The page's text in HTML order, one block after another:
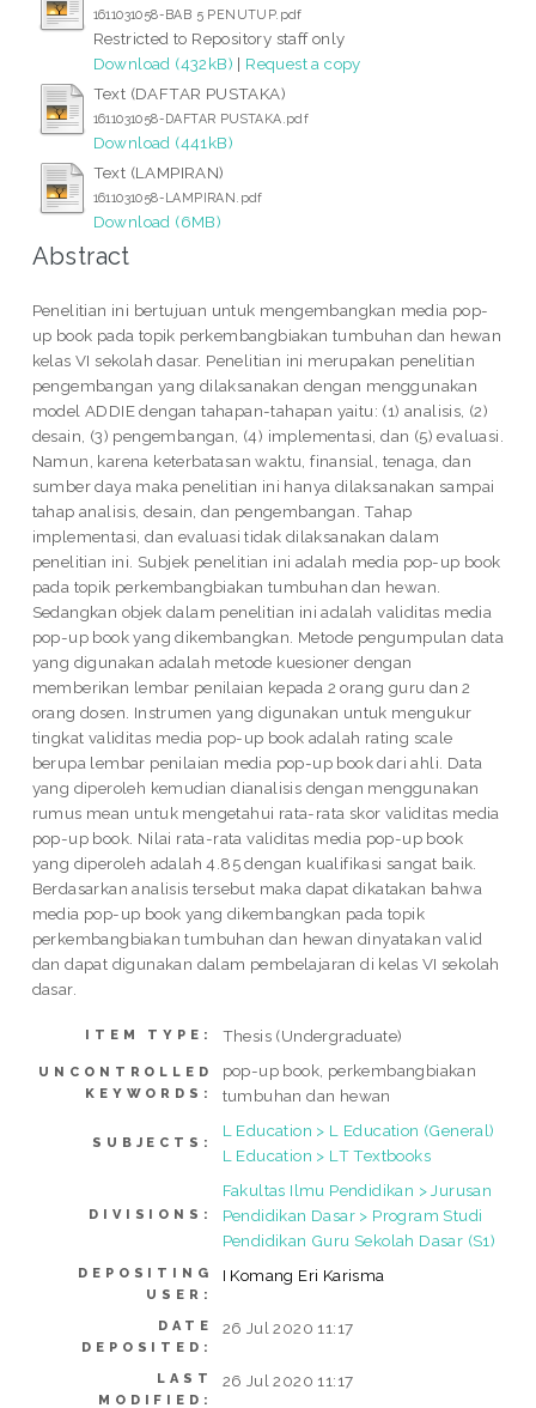
1611031058-BAB 5 PENUTUP.pdf
Restricted to Repository staff only
Download (432kB) | Request a copy
Text (DAFTAR PUSTAKA)
1611031058-DAFTAR PUSTAKA.pdf
Download (441kB)
Text (LAMPIRAN)
1611031058-LAMPIRAN.pdf
Download (6MB)
Abstract
Penelitian ini bertujuan untuk mengembangkan media pop-
up book pada topik perkembangbiakan tumbuhan dan hewan
kelas VI sekolah dasar. Penelitian ini merupakan penelitian
pengembangan yang dilaksanakan dengan menggunakan
model ADDIE dengan tahapan-tahapan yaitu: (1) analisis, (2)
desain, (3) pengembangan, (4) implementasi, dan (5) evaluasi.
Namun, karena keterbatasan waktu, finansial, tenaga, dan
sumber daya maka penelitian ini hanya dilaksanakan sampai
tahap analisis, desain, dan pengembangan. Tahap
implementasi, dan evaluasi tidak dilaksanakan dalam
penelitian ini. Subjek penelitian ini adalah media pop-up book
pada topik perkembangbiakan tumbuhan dan hewan.
Sedangkan objek dalam penelitian ini adalah validitas media
pop-up book yang dikembangkan. Metode pengumpulan data
yang digunakan adalah metode kuesioner dengan
memberikan lembar penilaian kepada 2 orang guru dan 2
orang dosen. Instrumen yang digunakan untuk mengukur
tingkat validitas media pop-up book adalah rating scale
berupa lembar penilaian media pop-up book dari ahli. Data
yang diperoleh kemudian dianalisis dengan menggunakan
rumus mean untuk mengetahui rata-rata skor validitas media
pop-up book. Nilai rata-rata validitas media pop-up book
yang diperoleh adalah 4.85 dengan kualifikasi sangat baik.
Berdasarkan analisis tersebut maka dapat dikatakan bahwa
media pop-up book yang dikembangkan pada topik
perkembangbiakan tumbuhan dan hewan dinyatakan valid
dan dapat digunakan dalam pembelajaran di kelas VI sekolah
dasar.
ITEM TYPE: Thesis (Undergraduate)
UNCONTROLLED
KEYWORDS:
pop-up book, perkembangbiakan
tumbuhan dan hewan
SUBJECTS:
L Education > L Education (General)
L Education > LT Textbooks
DIVISIONS:
Fakultas Ilmu Pendidikan > Jurusan
Pendidikan Dasar > Program Studi
Pendidikan Guru Sekolah Dasar (S1)
DEPOSITING
USER:
I Komang Eri Karisma
DATE
DEPOSITED:
26 Jul 2020 11:17
LAST
MODIFIED:
26 Jul 2020 11:17